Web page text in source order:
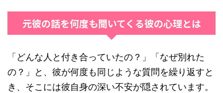
元彼の話を何度も聞いてくる彼の心理とは
「どんな人と付き合っていたの？」「なぜ別れた
の？」と、彼が何度も同じような質問を繰り返すと
き、そこには彼自身の深い不安が隠されています。